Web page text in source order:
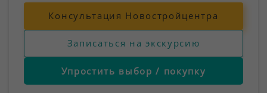
Консультация Новостройцентра
Записаться на экскурсию
Упростить выбор / покупку